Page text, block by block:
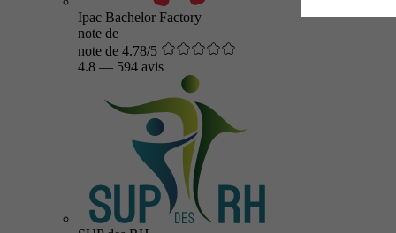
Ipac Bachelor Factory
note de
note de 4.78/5
4.8 — 594 avis